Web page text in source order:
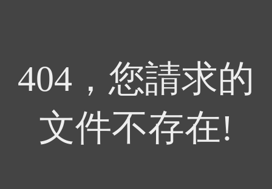
404，您請求的
文件不存在!